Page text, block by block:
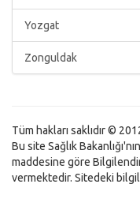
Yozgat
Zonguldak
Tüm hakları saklıdır ©
Bu site Sağlık
maddesine göre
vermektedir. Sitedeki